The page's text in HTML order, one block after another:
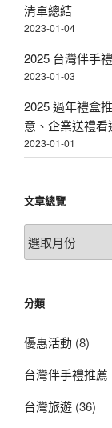
清單總結
2023-01-04
2025 台灣伴手
2023-01-03
2025 過年禮盒
意、企業送禮看
2023-01-01
文章總覽
文
章
分類
優惠活動 (8)
台灣伴手禮推薦
台灣旅遊 (36)